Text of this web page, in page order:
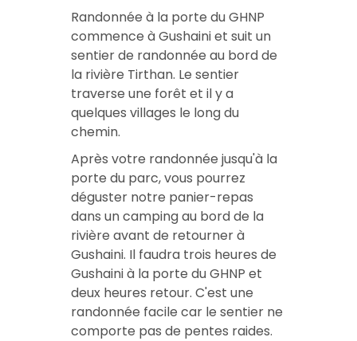
Randonnée à la porte du GHNP
commence à Gushaini et suit un
sentier de randonnée au bord de
la rivière Tirthan. Le sentier
traverse une forêt et il y a
quelques villages le long du
chemin.
Après votre randonnée jusqu'à la
porte du parc, vous pourrez
déguster notre panier-repas
dans un camping au bord de la
rivière avant de retourner à
Gushaini. Il faudra trois heures de
Gushaini à la porte du GHNP et
deux heures retour. C'est une
randonnée facile car le sentier ne
comporte pas de pentes raides.